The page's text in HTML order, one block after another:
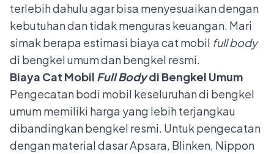
terlebih dahulu agar bisa menyesuaikan dengan
kebutuhan dan tidak menguras keuangan. Mari
simak berapa estimasi biaya cat mobil full body
di bengkel umum dan bengkel resmi.
Biaya Cat Mobil Full Bodydi Bengkel Umum
Pengecatan bodi mobil keseluruhan di bengkel
umum memiliki harga yang lebih terjangkau
dibandingkan bengkel resmi. Untuk pengecatan
dengan material dasar Apsara, Blinken, Nippon